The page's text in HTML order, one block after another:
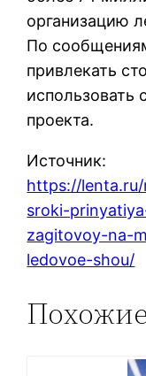
организацию
По
привлекать
использовать
проекта.
Источник:
https://
sroki-
zagitovoy-na-
ledovoe-shou/